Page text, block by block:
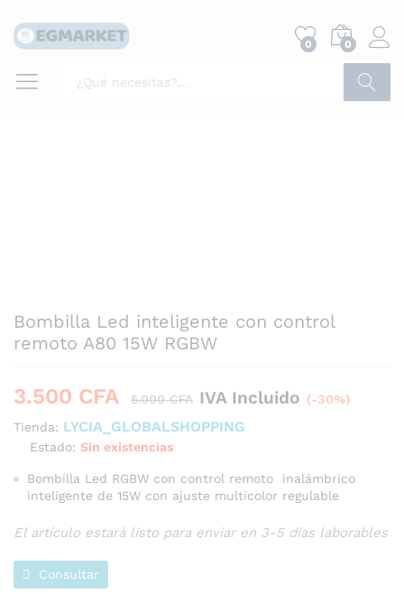
0 0
Bombilla Led inteligente con control
remoto A80 15W RGBW
3.500 CFA 5.000CFA IVA Incluido (-30%)
Tienda: LYCIA_GLOBALSHOPPING
Estado: Sin existencias
Bombilla Led RGBW con control remoto inalámbrico
inteligente de 15W con ajuste multicolor regulable
El artículo estará listo para enviar en 3-5 días laborables
Consultar